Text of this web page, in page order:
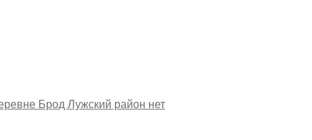
Брод Лужский район нет